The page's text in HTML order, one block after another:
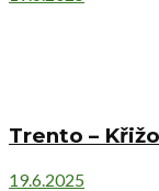
Trento –
19.6.2025